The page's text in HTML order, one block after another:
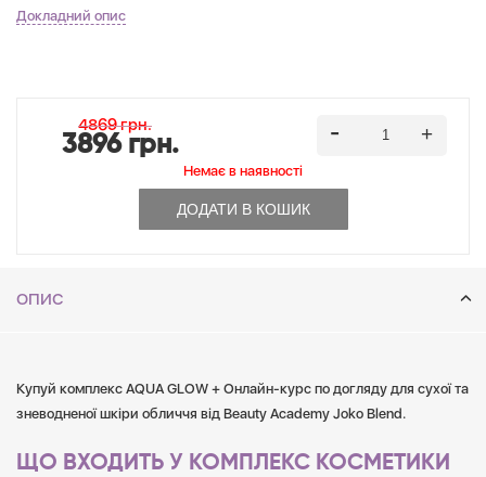
Докладний опис
4869 грн.
3896 грн.
Немає в наявностi
ДОДАТИ В КОШИК
ОПИС
Купуй комплекс AQUA GLOW + Онлайн-курс по догляду для сухої та
зневодненої шкіри обличчя від Beauty Academy Joko Blend.
ЩО ВХОДИТЬ У КОМПЛЕКС КОСМЕТИКИ